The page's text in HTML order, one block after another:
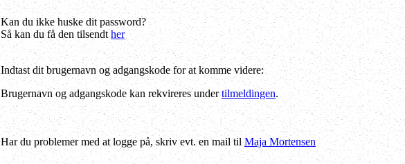
Kan du ikke huske dit password?
Så kan du få den tilsendther
Indtast dit brugernavn og adgangskode for at komme videre:
Brugernavn og adgangskode kan rekvireres undertilmeldingen.
Har du problemer med at logge på, skriv evt. en mail tilMaja Mortensen